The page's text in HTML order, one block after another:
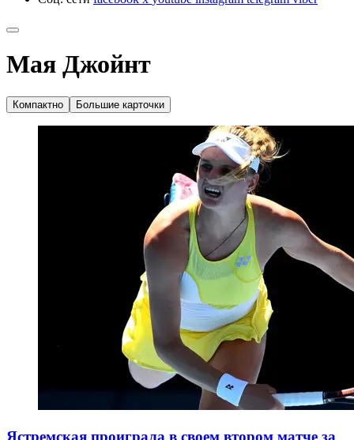
Мая Джойнт
Компактно Большие карточки
Ястремская проиграла в своем втором матче за